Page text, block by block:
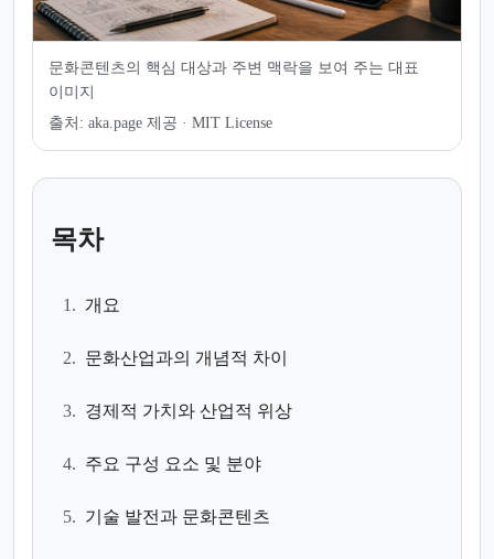
문화콘텐츠의 핵심 대상과 주변 맥락을 보여 주는 대표
이미지
출처: aka.page 제공 · MIT License
목차
1. 개요
2. 문화산업과의 개념적 차이
3. 경제적 가치와 산업적 위상
4. 주요 구성 요소 및 분야
5. 기술 발전과 문화콘텐츠